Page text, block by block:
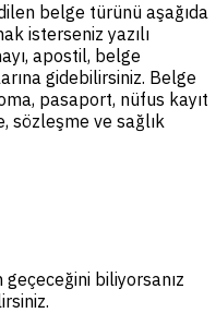
belge türünü aşağıda
isterseniz yazılı
apostil, belge
gidebilirsiniz. Belge
pasaport, nüfus kayıt
sözleşme ve sağlık
biliyorsanız